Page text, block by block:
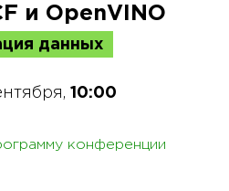
и OpenVINO
данных
10:00
конференции